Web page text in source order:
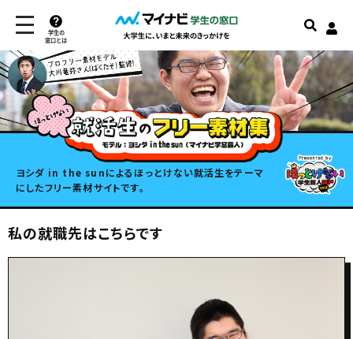
学生の
窓口とは
ヨシダ in the sunによるほっとけない就活生をテーマ
にしたフリー素材サイトです。
私の就職先はこちらです